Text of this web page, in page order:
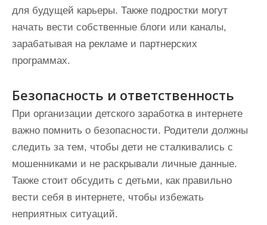
для будущей карьеры. Также подростки могут
начать вести собственные блоги или каналы,
зарабатывая на рекламе и партнерских
программах.
Безопасность и ответственность
При организации детского заработка в интернете
важно помнить о безопасности. Родители должны
следить за тем, чтобы дети не сталкивались с
мошенниками и не раскрывали личные данные.
Также стоит обсудить с детьми, как правильно
вести себя в интернете, чтобы избежать
неприятных ситуаций.